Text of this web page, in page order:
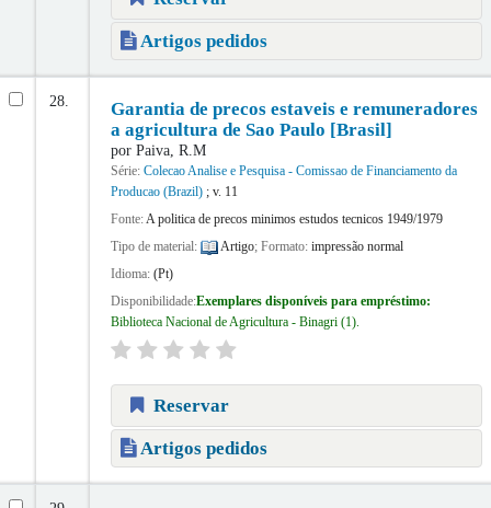
Artigos pedidos
28.
Garantia de precos estaveis e remuneradores
a agricultura de Sao Paulo [Brasil]
por Paiva, R.M
Série: Colecao Analise e Pesquisa - Comissao de Financiamento da
Producao (Brazil); v. 11
Fonte:A politica de precos minimos estudos tecnicos 1949/1979
Tipo de material:
Artigo; Formato: impressão normal
Idioma: (Pt)
Disponibilidade:Exemplares disponíveis para empréstimo:
Biblioteca Nacional de Agricultura - Binagri(1).
Reservar
Artigos pedidos